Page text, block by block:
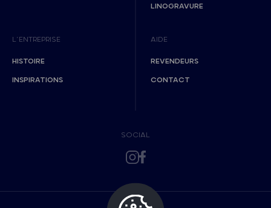
LINOGRAVURE
L’ENTREPRISE
HISTOIRE
INSPIRATIONS
AIDE
REVENDEURS
CONTACT
SOCIAL